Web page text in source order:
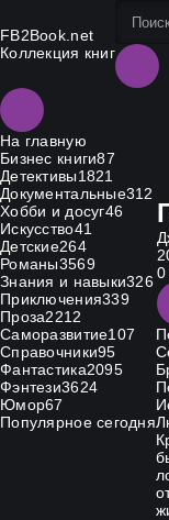
FB2Book.net
Коллекция книг
На главную
Бизнес книги87
Детективы1821
Документальные312
Хобби и досуг46
Искусство41
Детские264
Романы3569
Знания и навыки326
Приключения339
Проза2212
Саморазвитие107
Справочники95
Фантастика2095
Фэнтези3624
Юмор67
Популярное сегодня
0